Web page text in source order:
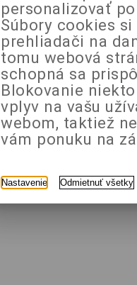
personalizovať
Súbory cookies
prehliadači na
tomu webová
schopná sa
Blokovanie
vplyv na vašu
webom, taktiež
vám ponuku na
Nastavenie Odmietnuť všetky